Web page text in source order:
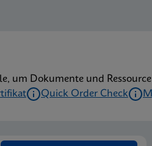
um Dokumente und
Quick Order Check